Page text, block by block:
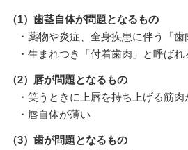
（1）歯茎自体が問題となるもの
・薬物や炎症、全身疾患に伴う「歯
・生まれつき「付着歯肉」と呼ばれ
（2）唇が問題となるもの
・笑うときに上唇を持ち上げる筋肉
・唇自体が薄い
（3）歯が問題となるもの